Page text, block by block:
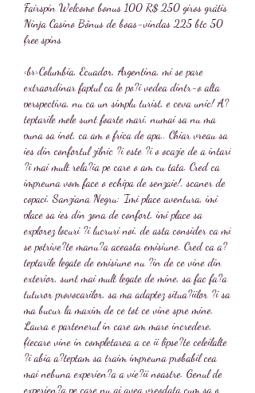
Fairspin Welcome bonus 100 R$ 250 giros grátis
Ninja Casino Bônus de boas-vindas 225 btc 50
free spins
<br>Columbia, Ecuador, Argentina, mi se pare
extraordinar faptul ca le po?i vedea dintr-o alta
perspectiva, nu ca un simplu turist, e ceva unic! A?
teptarile mele sunt foarte mari, numai sa nu ma
puna sa inot, ca am o frica de apa.. Chiar vreau sa
ies din confortul zilnic ?i este ?i o ocazie de a intari
?i mai mult rela?ia pe care o am cu tata. Cred ca
impreuna vom face o echipa de senzaie!, scaner de
copaci. Sanziana Negru: 'Imi place aventura, imi
place sa ies din zona de confort, imi place sa
explorez locuri ?i lucruri noi, de asta consider ca mi
se potrive?te manu?a aceasta emisiune. Cred ca a?
teptarile legate de emisiune nu ?in de ce vine din
exterior, sunt mai mult legate de mine, sa fac fa?a
tuturor provocarilor, sa ma adaptez situa?iilor ?i sa
ma bucur la maxim de ce tot ce vine spre mine.
Laura e partenerul in care am mare incredere,
fiecare vine in completarea a ce ii lipse?te celeilalte
?i abia a?teptam sa traim impreuna probabil cea
mai nebuna experien?a a vie?ii noastre. Genul de
experien?a pe care nu ai avea vreodata cum sa o